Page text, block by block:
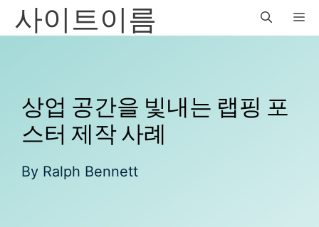
Skip사이트이름
상업 공간을 빛내는 랩핑 포
스터 제작 사례
By Ralph Bennett